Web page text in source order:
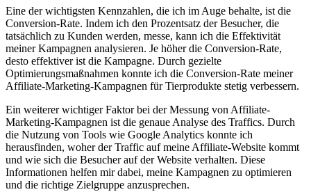
Eine der wichtigsten ⁣Kennzahlen, die ich im Auge behalte, ist ‌die
Conversion-Rate. Indem ich den Prozentsatz⁢ der Besucher, die
tatsächlich​ zu Kunden ⁣werden, messe, kann ich die Effektivität
meiner Kampagnen analysieren. Je höher die Conversion-Rate,
desto effektiver ist‍ die Kampagne.​ Durch gezielte
Optimierungsmaßnahmen‌ konnte ich die⁤ Conversion-Rate ​meiner
Affiliate-Marketing-Kampagnen für Tierprodukte⁣ stetig verbessern.
Ein ​weiterer wichtiger⁢ Faktor bei der Messung von Affiliate-
Marketing-Kampagnen ist die genaue ‌Analyse des Traffics. Durch
‌die Nutzung von‌ Tools ‍wie Google Analytics konnte ich
herausfinden, ‍woher der Traffic auf meine​ Affiliate-Website kommt
und wie⁣ sich⁤ die⁣ Besucher auf der⁢ Website verhalten. Diese
Informationen helfen⁢ mir dabei, meine Kampagnen zu optimieren
und die richtige Zielgruppe anzusprechen.